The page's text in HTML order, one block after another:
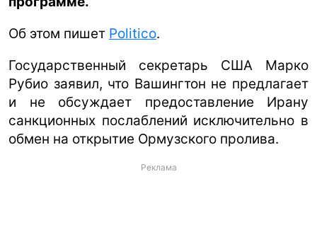
Об этом пишет Politico.
Государственный секретарь США Марко
Рубио заявил, что Вашингтон не предлагает
и не обсуждает предоставление Ирану
санкционных послаблений исключительно в
обмен на открытие Ормузского пролива.
Реклама